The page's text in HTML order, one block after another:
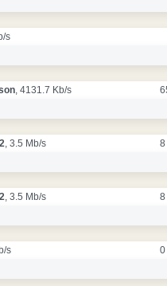
s
, 4131.7 Kb/s
, 3.5 Mb/s 8
, 3.5 Mb/s 8
s 0